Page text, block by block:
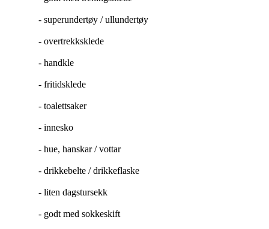
- superundertøy / ullundertøy
- overtrekksklede
- handkle
- fritidsklede
- toalettsaker
- innesko
- hue, hanskar / vottar
- drikkebelte / drikkeflaske
- liten dagstursekk
- godt med sokkeskift